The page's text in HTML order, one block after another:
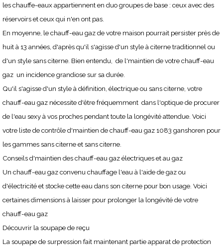
les chauffe-eaux appartiennent en duo groupes de base : ceux avec des
réservoirs et ceux qui n'en ont pas.
En moyenne, le chauff-eau gaz de votre maison pourrait persister près de
huit à 13 années, d'après qu'il s'agisse d'un style à citerne traditionnel ou
d'un style sans citerne. Bien entendu, de l'maintien de votre chauff-eau
gaz un incidence grandiose sur sa durée.
Qu'il s'agisse d'un style à définition, électrique ou sans citerne, votre
chauff-eau gaz nécessite d'être fréquemment dans l'optique de procurer
de l'eau sexy à vos proches pendant toute la longévité attendue. Voici
votre liste de contrôle d'maintien de chauff-eau gaz 1083 ganshoren pour
les gammes sans citerne et sans citerne.
Conseils d'maintien des chauff-eau gaz électriques et au gaz
Un chauff-eau gaz convenu chauffage l'eau à l'aide de gaz ou
d'électricité et stocke cette eau dans son citerne pour bon usage. Voici
certaines dimensions à laisser pour prolonger la longévité de votre
chauff-eau gaz
Découvrir la soupape de reçu
La soupape de surpression fait maintenant partie apparat de protection